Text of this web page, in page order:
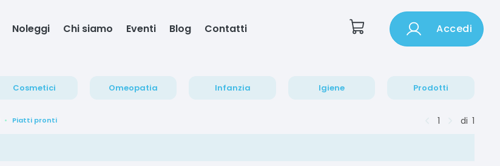
Noleggi Chi siamo Eventi Blog Contatti Accedi
Cosmetici Omeopatia Infanzia Igiene Prodotti
Piatti pronti 1 di 1